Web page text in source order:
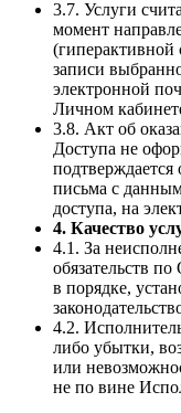
3.7. Услуги
момент
(гиперактивной
записи
электронной
Личном
3.8. Акт об
Доступа не
подтверждается
письма с
доступа, на
4. Качество
4.1. За
обязательств
в порядке,
4.2.
либо убытки,
или
не по вине